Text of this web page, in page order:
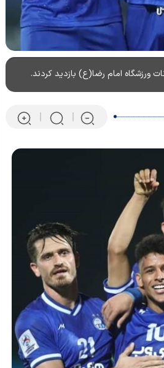
ورزشگاه امام رضا(ع) بازدید کردند.
پرتابگر نیزه المپیکی که ماهی مرده
می‌کند! + فیلم